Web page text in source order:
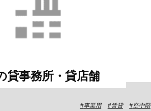
貸事務所・貸店舗
事業用 賃貸 空中階